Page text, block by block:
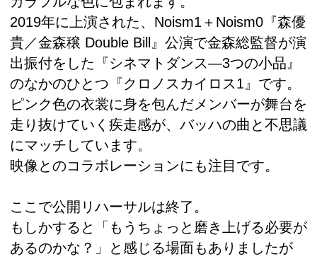
2019年に上演された、Noism1＋Noism0『森優
貴／金森穣 Double Bill』公演で金森総監督が演
出振付をした『シネマトダンス―3つの小品』
のなかのひとつ『クロノスカイロス1』です。
ピンク色の衣裳に身を包んだメンバーが舞台を
走り抜けていく疾走感が、バッハの曲と不思議
にマッチしています。
映像とのコラボレーションにも注目です。
ここで公開リハーサルは終了。
もしかすると「もうちょっと磨き上げる必要が
あるのかな？」と感じる場面もありましたが